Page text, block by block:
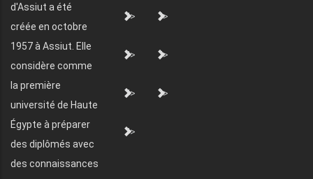
d'Assiut a été
créée en octobre
1957 à Assiut. Elle
considère comme
la première
université de Haute
Égypte à préparer
des diplômés avec
des connaissances
"> ">
"> ">
"> ">
">